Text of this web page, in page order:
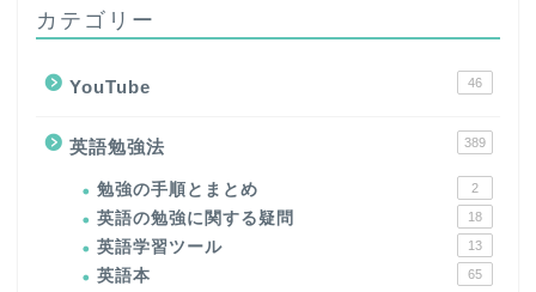
カテゴリー
YouTube 46
英語勉強法 389
勉強の手順とまとめ 2
英語の勉強に関する疑問 18
英語学習ツール 13
英語本 65